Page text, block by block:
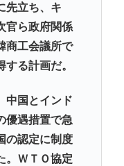
先立ち、キ
官ら政府関係
商工会議所で
る計画だ。
中国とインド
優遇措置で急
の認定に制度
。ＷＴＯ協定